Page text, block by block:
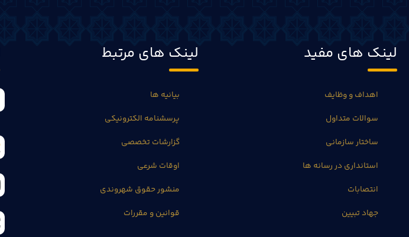
لینک های مفید
اهداف و وظایف
سوالات متداول
ساختار سازمانی
استانداری در رسانه ها
انتصابات
جهاد تبیین
لینک های مرتبط
بیانیه ها
پرسشنامه الکترونیکی
گزارشات تخصصی
اوقات شرعی
منشور حقوق شهروندی
قوانین و مقررات